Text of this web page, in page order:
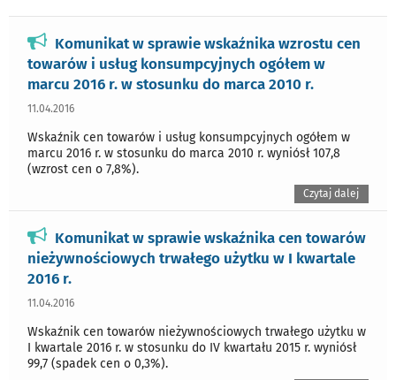
Komunikat w sprawie wskaźnika wzrostu cen
towarów i usług konsumpcyjnych ogółem w
marcu 2016 r. w stosunku do marca 2010 r.
11.04.2016
Wskaźnik cen towarów i usług konsumpcyjnych ogółem w
marcu 2016 r. w stosunku do marca 2010 r. wyniósł 107,8
(wzrost cen o 7,8%).
Czytaj dalej
Komunikat w sprawie wskaźnika cen towarów
nieżywnościowych trwałego użytku w I kwartale
2016 r.
11.04.2016
Wskaźnik cen towarów nieżywnościowych trwałego użytku w
I kwartale 2016 r. w stosunku do IV kwartału 2015 r. wyniósł
99,7 (spadek cen o 0,3%).